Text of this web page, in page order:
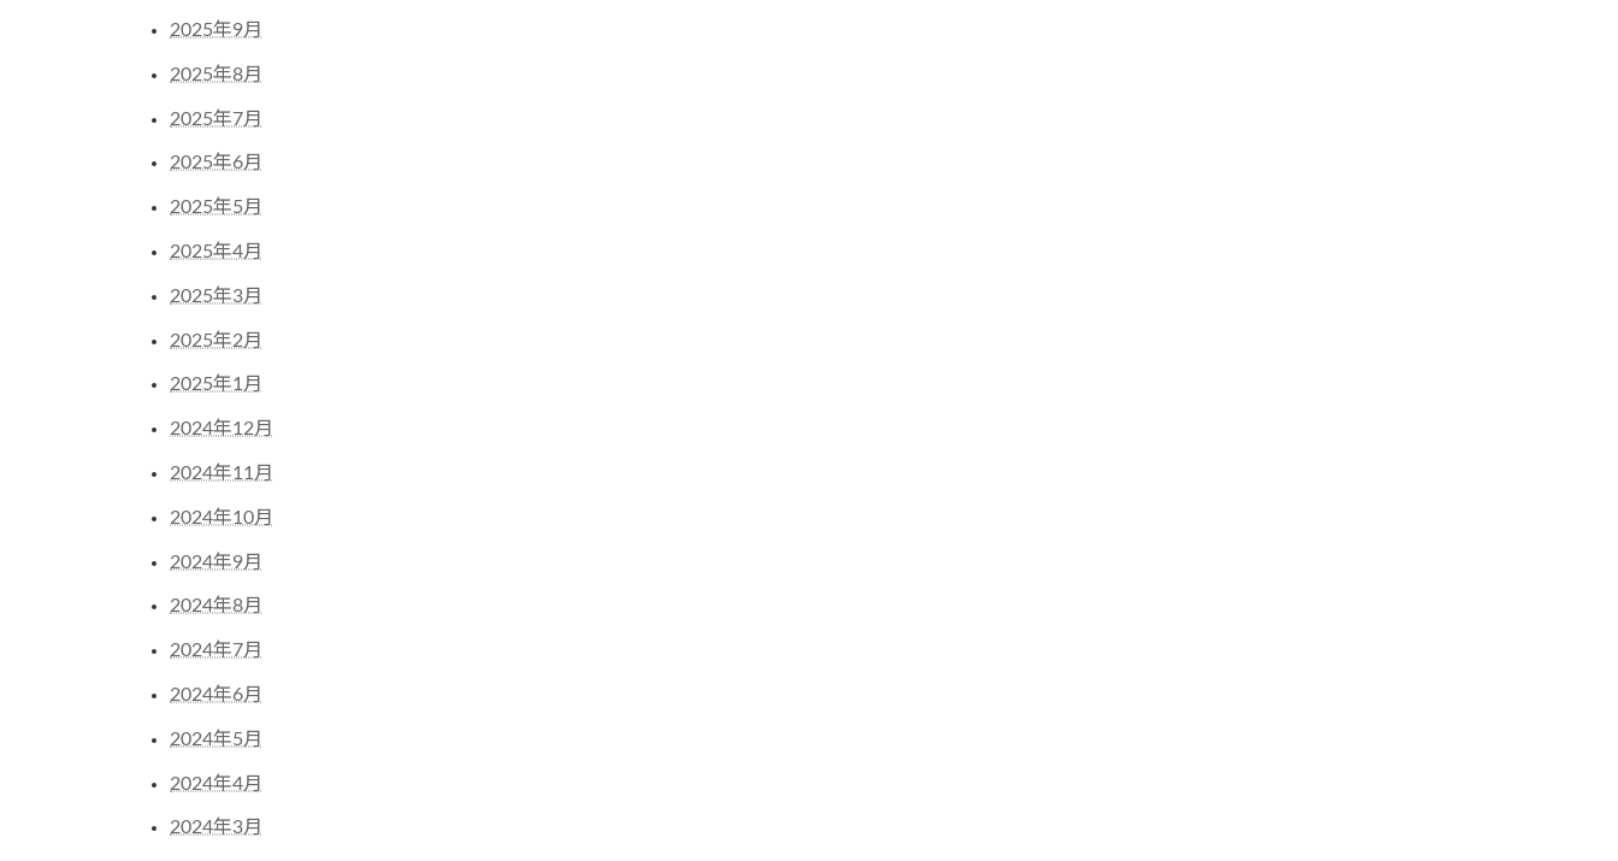
2025年9月
2025年8月
2025年7月
2025年6月
2025年5月
2025年4月
2025年3月
2025年2月
2025年1月
2024年12月
2024年11月
2024年10月
2024年9月
2024年8月
2024年7月
2024年6月
2024年5月
2024年4月
2024年3月